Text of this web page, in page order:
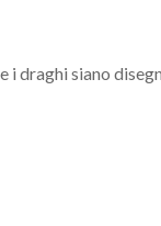
draghi siano